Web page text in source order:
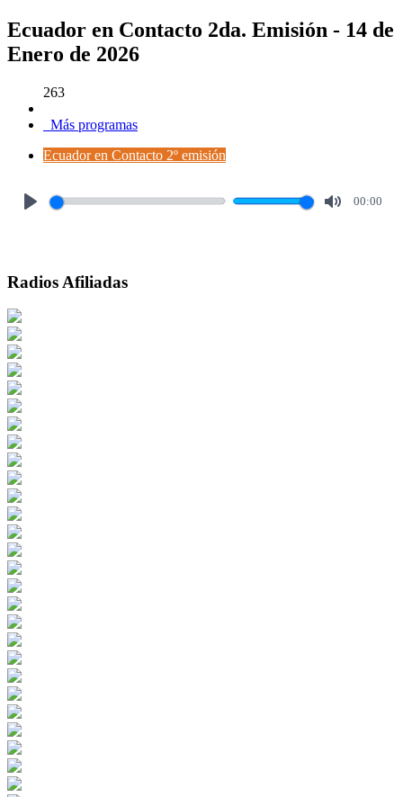
Ecuador en Contacto 2da. Emisión - 14 de
Enero de 2026
263
Más programas
Ecuador en Contacto 2º emisión
00:00
Radios Afiliadas